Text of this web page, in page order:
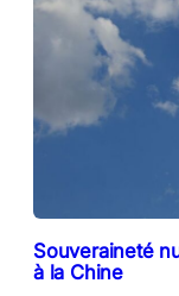
Souveraineté
à la Chine